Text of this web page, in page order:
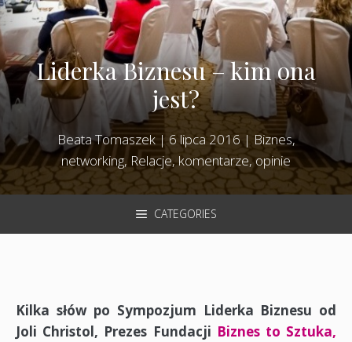
Liderka Biznesu – kim ona
jest?
Beata Tomaszek| 6 lipca 2016| Biznes,
networking, Relacje, komentarze, opinie
CATEGORIES
Kilka słów po Sympozjum Liderka Biznesu od
Joli Christol, Prezes Fundacji Biznes to Sztuka,